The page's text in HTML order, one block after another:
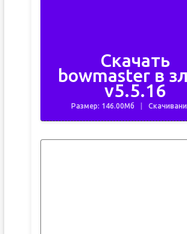
Скачать
bowmaster в
v5.5.16
Размер: 146.00Мб